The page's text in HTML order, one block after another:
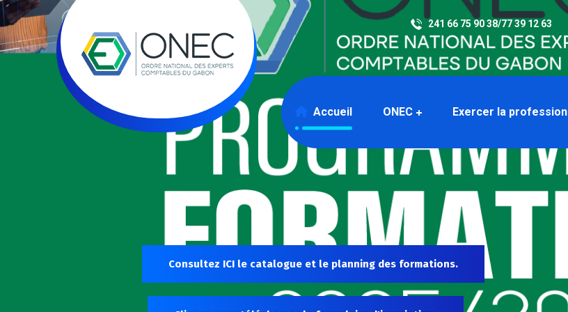
241 66 75 90 38/77 39 12 63
Accueil ONEC Exercer la profession
Consultez ICI le catalogue et le planning des formations.